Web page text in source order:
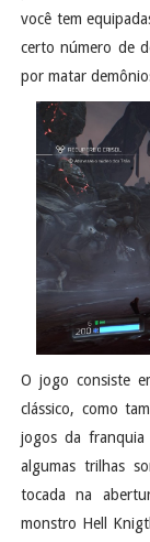
você tem
certo número de
por matar
O jogo consiste
clássico, como
jogos da
algumas trilhas
tocada na
monstro Hell